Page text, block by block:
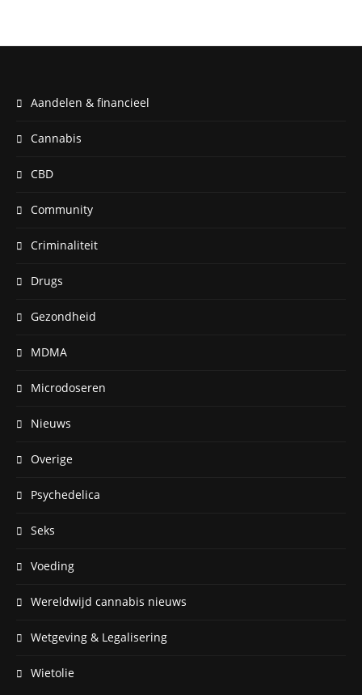
Aandelen & financieel
Cannabis
CBD
Community
Criminaliteit
Drugs
Gezondheid
MDMA
Microdoseren
Nieuws
Overige
Psychedelica
Seks
Voeding
Wereldwijd cannabis nieuws
Wetgeving & Legalisering
Wietolie